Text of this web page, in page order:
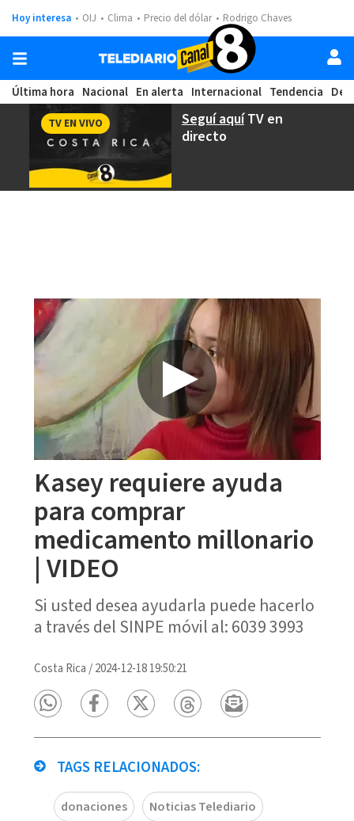
Hoy interesa OIJ Clima Precio del dólar Rodrigo Chaves
Última hora Nacional En alerta Internacional Tendencia
Seguí aquíTV en
directo
TV EN VIVO
Kasey requiere ayuda
para comprar
medicamento millonario
| VIDEO
Si usted desea ayudarla puede hacerlo
a través del SINPE móvil al: 6039 3993
Costa Rica /2024-12-18 19:50:21
TAGS RELACIONADOS:
donaciones Noticias Telediario